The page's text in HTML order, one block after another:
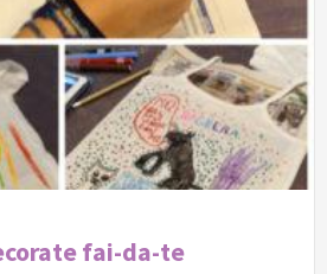
fai-da-te